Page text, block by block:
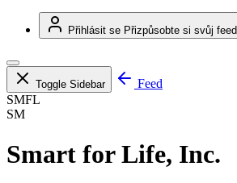
Přihlásit se Přizpůsobte si svůj feed
Toggle Sidebar
Feed
SMFL
SM
Smart for Life, Inc.